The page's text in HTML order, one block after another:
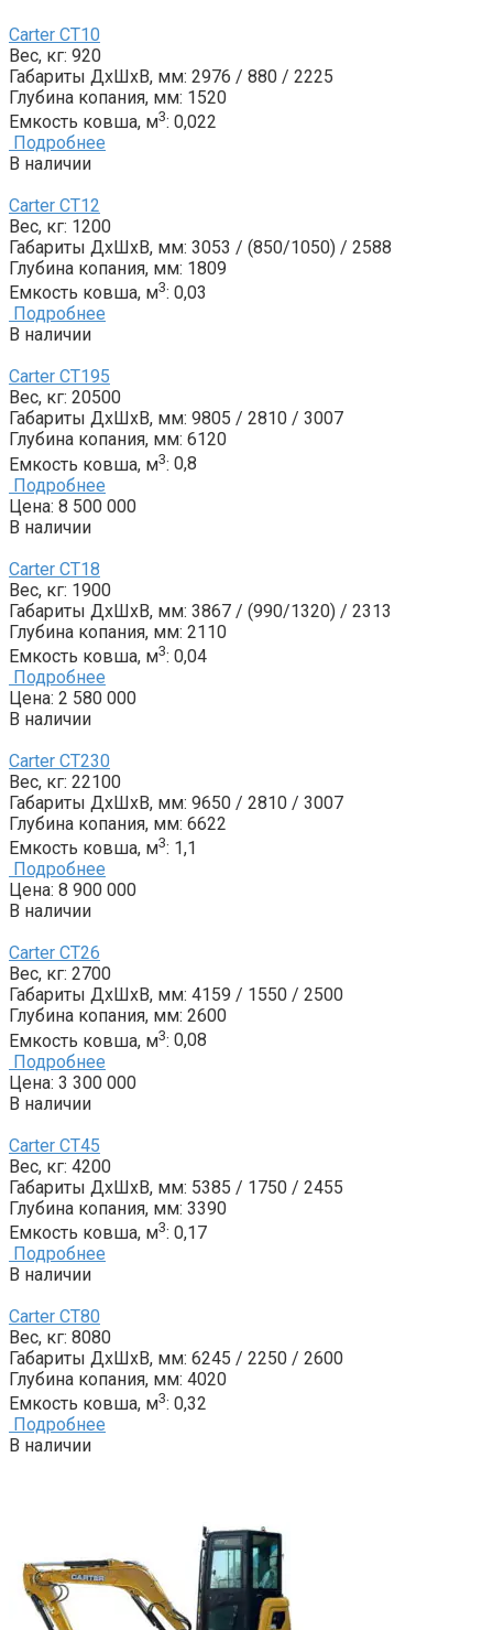
Carter CT10
Вес, кг: 920
Габариты ДxШxВ, мм: 2976 / 880 / 2225
Глубина копания, мм: 1520
Емкость ковша, м3: 0,022
Подробнее
В наличии
Carter CT12
Вес, кг: 1200
Габариты ДxШxВ, мм: 3053 / (850/1050) / 2588
Глубина копания, мм: 1809
Емкость ковша, м3: 0,03
Подробнее
В наличии
Carter CT195
Вес, кг: 20500
Габариты ДxШxВ, мм: 9805 / 2810 / 3007
Глубина копания, мм: 6120
Емкость ковша, м3: 0,8
Подробнее
Цена: 8 500 000
В наличии
Carter CT18
Вес, кг: 1900
Габариты ДxШxВ, мм: 3867 / (990/1320) / 2313
Глубина копания, мм: 2110
Емкость ковша, м3: 0,04
Подробнее
Цена: 2 580 000
В наличии
Carter CT230
Вес, кг: 22100
Габариты ДxШxВ, мм: 9650 / 2810 / 3007
Глубина копания, мм: 6622
Емкость ковша, м3: 1,1
Подробнее
Цена: 8 900 000
В наличии
Carter CT26
Вес, кг: 2700
Габариты ДxШxВ, мм: 4159 / 1550 / 2500
Глубина копания, мм: 2600
Емкость ковша, м3: 0,08
Подробнее
Цена: 3 300 000
В наличии
Carter CT45
Вес, кг: 4200
Габариты ДxШxВ, мм: 5385 / 1750 / 2455
Глубина копания, мм: 3390
Емкость ковша, м3: 0,17
Подробнее
В наличии
Carter CT80
Вес, кг: 8080
Габариты ДxШxВ, мм: 6245 / 2250 / 2600
Глубина копания, мм: 4020
Емкость ковша, м3: 0,32
Подробнее
В наличии